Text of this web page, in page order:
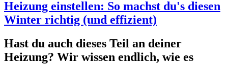
Heizung einstellen: So machst du's diesen
Winter richtig (und effizient)
Hast du auch dieses Teil an deiner
Heizung? Wir wissen endlich, wie es